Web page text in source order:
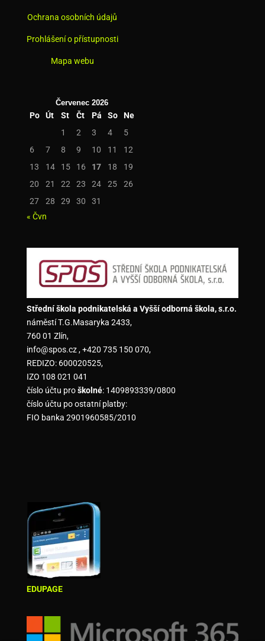
Ochrana osobních údajů
Prohlášení o přístupnosti
Mapa webu
Červenec 2026
Po Út St Čt Pá So
Ne
1
2 3 4
5
6
7 8 9 10 11
12
13
14 15 16 17 18
19
20
21 22 23 24 25
26
27
28 29 30
31
« Čvn
Střední škola podnikatelská a Vyšší odborná škola, s.r.o.
náměstí T.G.Masaryka 2433,
760 01 Zlín,
info@spos.cz , +420 735 150 070,
REDIZO: 600020525,
IZO 108 021 041
číslo účtu proškolné: 1409893339/0800
číslo účtu po ostatní platby:
FIO banka 2901960585/2010
EDUPAGE